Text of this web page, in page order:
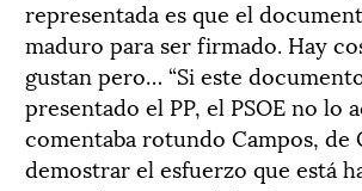
representada es que el
maduro para ser firmado. Hay
gustan pero… “Si este
presentado el PP, el PSOE no lo
comentaba rotundo Campos, de
demostrar el esfuerzo que está